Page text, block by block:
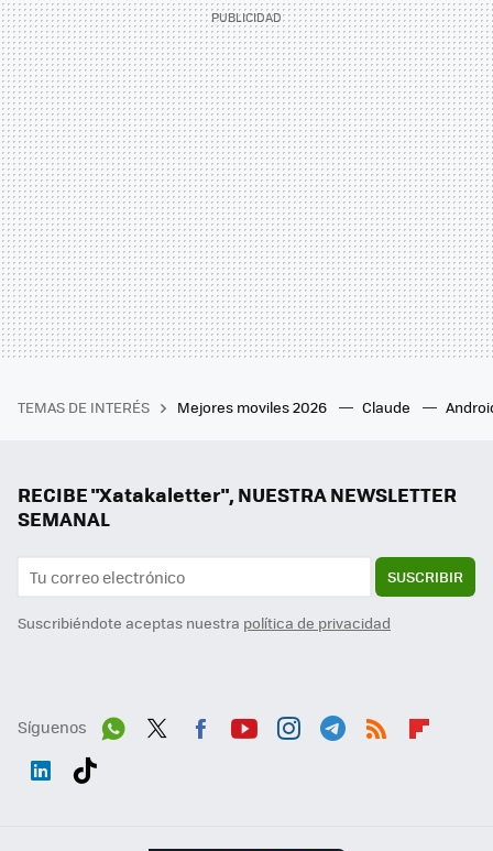
TEMAS DE INTERÉS Mejores moviles 2026 Claude
RECIBE "Xatakaletter", NUESTRA NEWSLETTER
SEMANAL
SUSCRIBIR
Suscribiéndote aceptas nuestra política de privacidad
Síguenos